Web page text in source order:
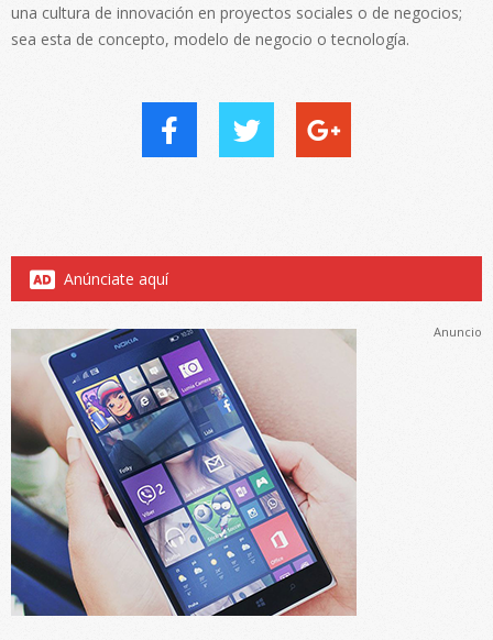
una cultura de innovación en proyectos sociales o de negocios;
sea esta de concepto, modelo de negocio o tecnología.
Anúnciate aquí
Anuncio